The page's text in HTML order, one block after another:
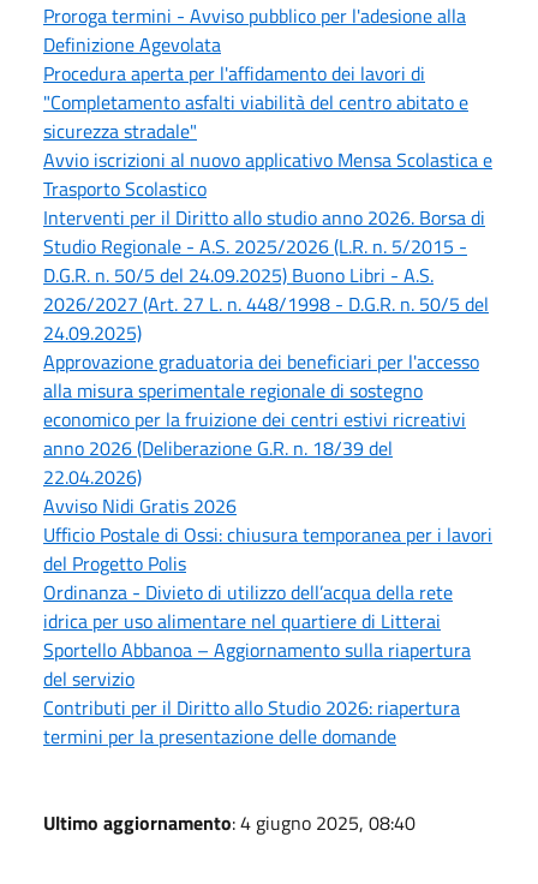
Proroga termini - Avviso pubblico per l'adesione alla
Definizione Agevolata
Procedura aperta per l'affidamento dei lavori di
"Completamento asfalti viabilità del centro abitato e
sicurezza stradale"
Avvio iscrizioni al nuovo applicativo Mensa Scolastica e
Trasporto Scolastico
Interventi per il Diritto allo studio anno 2026. Borsa di
Studio Regionale - A.S. 2025/2026 (L.R. n. 5/2015 -
D.G.R. n. 50/5 del 24.09.2025) Buono Libri - A.S.
2026/2027 (Art. 27 L. n. 448/1998 - D.G.R. n. 50/5 del
24.09.2025)
Approvazione graduatoria dei beneficiari per l'accesso
alla misura sperimentale regionale di sostegno
economico per la fruizione dei centri estivi ricreativi
anno 2026 (Deliberazione G.R. n. 18/39 del
22.04.2026)
Avviso Nidi Gratis 2026
Ufficio Postale di Ossi: chiusura temporanea per i lavori
del Progetto Polis
Ordinanza - Divieto di utilizzo dell’acqua della rete
idrica per uso alimentare nel quartiere di Litterai
Sportello Abbanoa – Aggiornamento sulla riapertura
del servizio
Contributi per il Diritto allo Studio 2026: riapertura
termini per la presentazione delle domande
Ultimo aggiornamento: 4 giugno 2025, 08:40